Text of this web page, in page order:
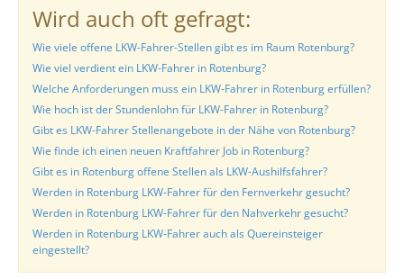
Wird auch oft gefragt:
Wie viele offene LKW-Fahrer-Stellen gibt es im Raum Rotenburg?
Wie viel verdient ein LKW-Fahrer in Rotenburg?
Welche Anforderungen muss ein LKW-Fahrer in Rotenburg erfüllen?
Wie hoch ist der Stundenlohn für LKW-Fahrer in Rotenburg?
Gibt es LKW-Fahrer Stellenangebote in der Nähe von Rotenburg?
Wie finde ich einen neuen Kraftfahrer Job in Rotenburg?
Gibt es in Rotenburg offene Stellen als LKW-Aushilfsfahrer?
Werden in Rotenburg LKW-Fahrer für den Fernverkehr gesucht?
Werden in Rotenburg LKW-Fahrer für den Nahverkehr gesucht?
Werden in Rotenburg LKW-Fahrer auch als Quereinsteiger
eingestellt?